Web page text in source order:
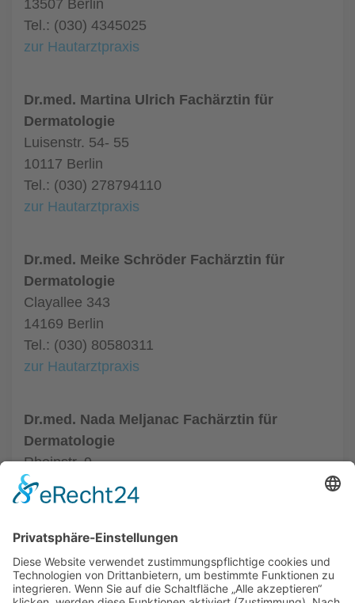
13507 Berlin
Tel.: (030) 4345025
zur Hautarztpraxis
Dr.med. Martina Ulrich Fachärztin für
Dermatologie
Luisenstr. 54- 55
10117 Berlin
Tel.: (030) 278794110
zur Hautarztpraxis
Dr.med. Meike Schröder Fachärztin für
Dermatologie
Clayallee 343
14169 Berlin
Tel.: (030) 80580311
zur Hautarztpraxis
Dr.med. Nada Meljanac Fachärztin für
Dermatologie
Rheinstr. 9
12159 Berlin
Tel.: (030) 8525667